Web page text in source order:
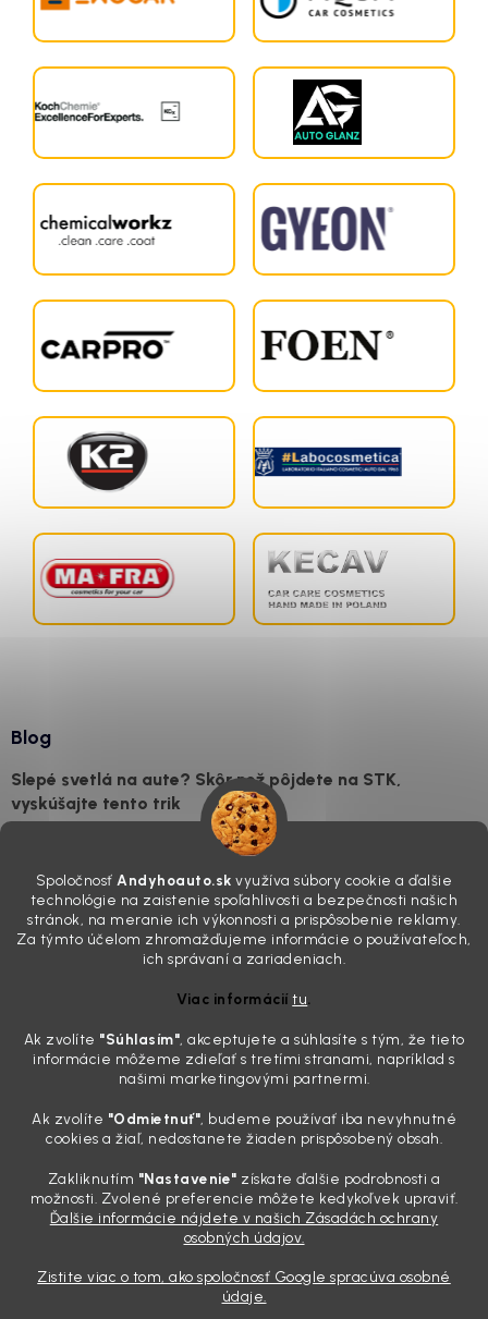
Spoločnosť Andyhoauto.sk využíva súbory cookie a ďalšie
technológie na zaistenie spoľahlivosti a bezpečnosti našich
stránok, na meranie ich výkonnosti a prispôsobenie reklamy.
Za týmto účelom zhromažďujeme informácie o používateľoch,
ich správaní a zariadeniach.
Viac informáciítu.
Ak zvolíte "Súhlasím", akceptujete a súhlasíte s tým, že tieto
informácie môžeme zdieľať s tretími stranami, napríklad s
našimi marketingovými partnermi.
Ak zvolíte "Odmietnuť", budeme používať iba nevyhnutné
cookies a žiaľ, nedostanete žiaden prispôsobený obsah.
Zakliknutím "Nastavenie" získate ďalšie podrobnosti a
možnosti. Zvolené preferencie môžete kedykoľvek upraviť.
Ďalšie informácie nájdete v našich Zásadách ochrany
osobných údajov.
Zistite viac o tom, ako spoločnosť Google spracúva osobné
údaje.
Blog
Slepé svetlá na aute? Skôr než pôjdete na STK,
vyskúšajte tento trik
skutočnosti je? Často za to môžu práve „slepé“ svetlomety. Ten
mliečny, drsný povrch nie je len estetická vada. Keď slnko a soľ urobia
svoje, plexisklo začne svetlo rozptyľovať namiesto to...
Zabudnite na handru. Ak chcete mať auto naozaj čisté,
Poznáte ten moment. Vonku svieti slnko, vy sedíte v čerstvo
„upratanom“ aute, no pri pohľade na palubnú dosku vás ide poraziť. V
mriežkach ventilácie, okolo tlačidiel a v švíkoch sedačiek na vás stále
drzo pozerá prach. Handra ani vysávač tam jednodu...
Detailing nemusí stáť výplatu: 5 kúskov autokozmetiky,
31.7.2026
Sobotné ráno, káva v ruke a pred vami zaprášená kapota. Pre
niekoho nuda, pre nás najlepší relax. Lenže keď si v košíku spočítate
pokaziť náladu. Dobrá správa je, že aj profi výbava ...